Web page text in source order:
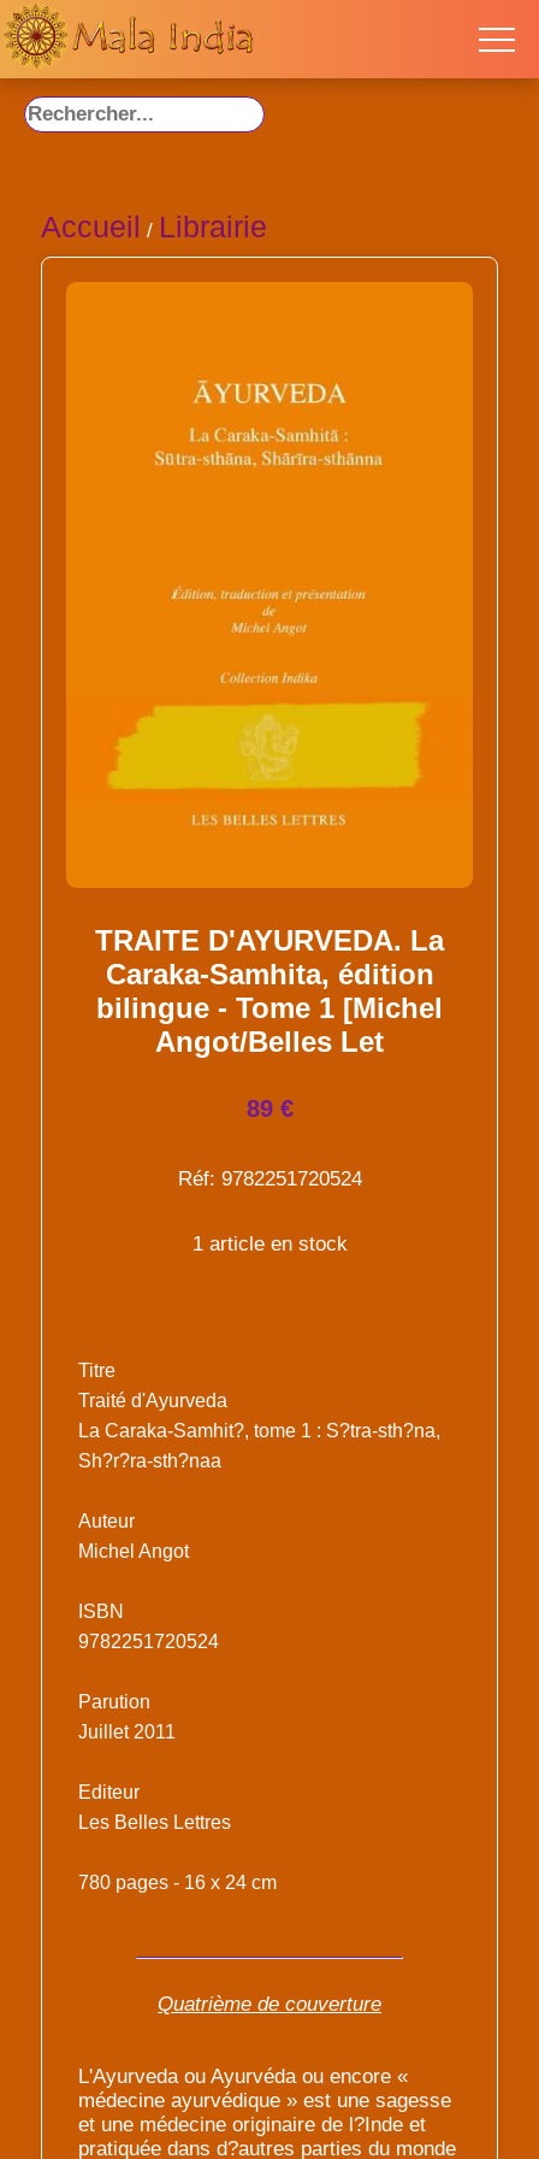
Accueil / Librairie
TRAITE D'AYURVEDA. La
Caraka-Samhita, édition
bilingue - Tome 1 [Michel
Angot/Belles Let
89 €
Réf: 9782251720524
1 article en stock
Titre
Traité d'Ayurveda
La Caraka-Samhit?, tome 1 : S?tra-sth?na,
Sh?r?ra-sth?naa
Auteur
Michel Angot
ISBN
9782251720524
Parution
Juillet 2011
Editeur
Les Belles Lettres
780 pages - 16 x 24 cm
Quatrième de couverture
L'Ayurveda ou Ayurvéda ou encore «
médecine ayurvédique » est une sagesse
et une médecine originaire de l?Inde et
pratiquée dans d?autres parties du monde